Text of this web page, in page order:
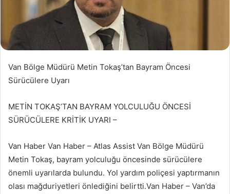
Van Bölge Müdürü Metin Tokaş’tan Bayram Öncesi
Sürücülere Uyarı
METİN TOKAŞ’TAN BAYRAM YOLCULUĞU ÖNCESİ
SÜRÜCÜLERE KRİTİK UYARI –
Van Haber Van Haber – Atlas Assist Van Bölge Müdürü
Metin Tokaş, bayram yolculuğu öncesinde sürücülere
önemli uyarılarda bulundu. Yol yardım poliçesi yaptırmanın
olası mağduriyetleri önlediğini belirtti.Van Haber – Van’da